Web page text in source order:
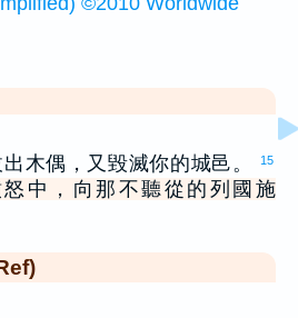
木偶，又毀滅你的城邑。 15
中，向那不聽從的列國施